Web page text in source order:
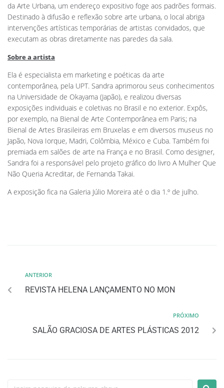
da Arte Urbana, um endereço expositivo foge aos padrões formais.
Destinado à difusão e reflexão sobre arte urbana, o local abriga
intervenções artísticas temporárias de artistas convidados, que
executam as obras diretamente nas paredes da sala.
Sobre a artista
Ela é especialista em marketing e poéticas da arte
contemporânea, pela UPT. Sandra aprimorou seus conhecimentos
na Universidade de Okayama (Japão), e realizou diversas
exposições individuais e coletivas no Brasil e no exterior. Expôs,
por exemplo, na Bienal de Arte Contemporânea em Paris; na
Bienal de Artes Brasileiras em Bruxelas e em diversos museus no
Japão, Nova Iorque, Madri, Colômbia, México e Cuba. Também foi
premiada em salões de arte na França e no Brasil. Como designer,
Sandra foi a responsável pelo projeto gráfico do livro A Mulher Que
Não Queria Acreditar, de Fernanda Takai.
A exposição fica na Galeria Júlio Moreira até o dia 1.º de julho.
ANTERIOR
REVISTA HELENA LANÇAMENTO NO MON
PRÓXIMO
SALÃO GRACIOSA DE ARTES PLÁSTICAS 2012